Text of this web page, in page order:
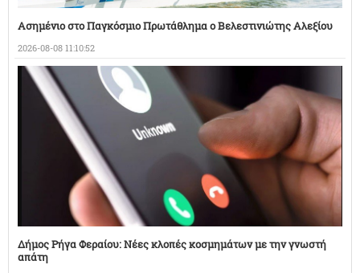
Ασημένιο στο Παγκόσμιο Πρωτάθλημα ο Βελεστινιώτης Αλεξίου
2026-08-08 11:10:52
Δήμος Ρήγα Φεραίου: Νέες κλοπές κοσμημάτων με την γνωστή
απάτη